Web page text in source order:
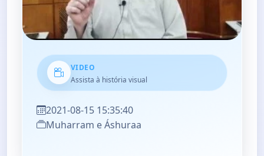
VIDEO
Assista à história visual
2021-08-15 15:35:40
Muharram e Áshuraa